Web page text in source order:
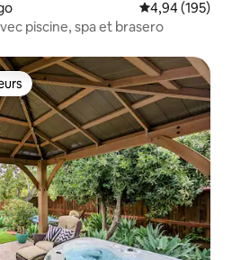
Évaluation
4,94 (195)
piscine, spa et brasero
les plus appréciés